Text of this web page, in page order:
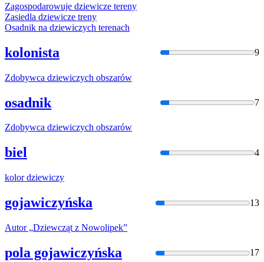
Zagospodarowuje dziewicze tereny
Zasiedla dziewicze treny
Osadnik na dziewiczych terenach
kolonista 9
Zdobywca dziewiczych obszarów
osadnik 7
Zdobywca dziewiczych obszarów
biel 4
kolordziewiczy
gojawiczyńska 13
Autor „Dziewcząt z Nowolipek”
pola gojawiczyńska 17